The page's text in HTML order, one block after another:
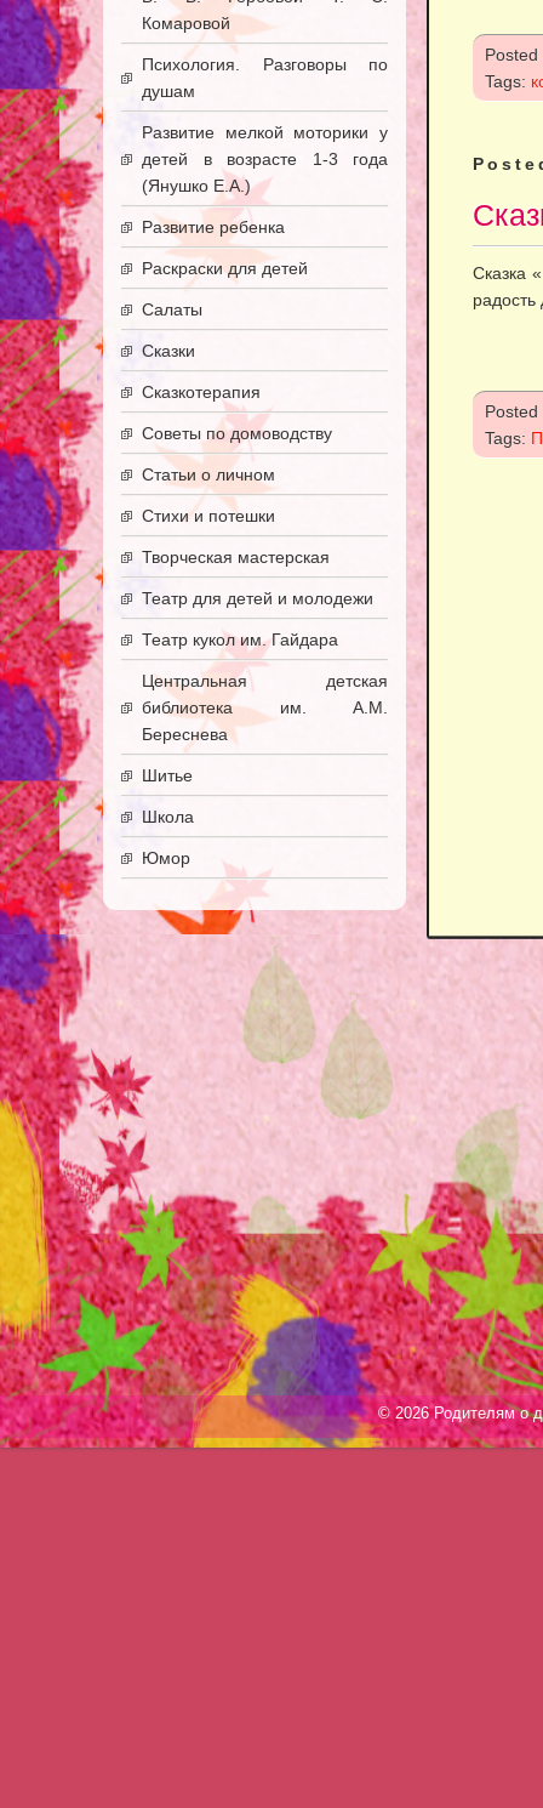
Tags:
Сказка
радость
Tags:
Комаровой
Психология. Разговоры по
душам
Развитие мелкой моторики у
детей в возрасте 1-3 года
(Янушко Е.А.)
Развитие ребенка
Раскраски для детей
Салаты
Сказки
Сказкотерапия
Советы по домоводству
Статьи о личном
Стихи и потешки
Творческая мастерская
Театр для детей и молодежи
Театр кукол им. Гайдара
Центральная детская
библиотека им. А.М.
Береснева
Шитье
Школа
Юмор
© 2026 Родителям о